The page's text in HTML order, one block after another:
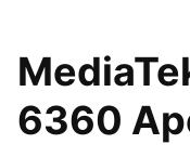
6360